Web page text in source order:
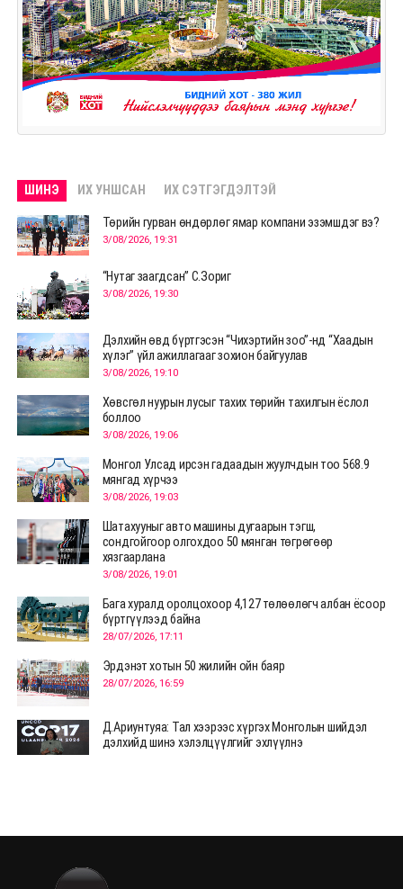
ШИНЭ ИХ УНШСАН ИХ СЭТГЭГДЭЛТЭЙ
Төрийн гурван өндөрлөг ямар компани эзэмшдэг вэ?
3/08/2026, 19:31
“Нутаг заагдсан” С.Зориг
3/08/2026, 19:30
Дэлхийн өвд бүртгэсэн “Чихэртийн зоо”-нд “Хаадын
хүлэг” үйл ажиллагааг зохион байгуулав
3/08/2026, 19:10
Хөвсгөл нуурын лусыг тахих төрийн тахилгын ёслол
боллоо
3/08/2026, 19:06
Монгол Улсад ирсэн гадаадын жуулчдын тоо 568.9
мянгад хүрчээ
3/08/2026, 19:03
Шатахууныг авто машины дугаарын тэгш,
сондгойгоор олгохдоо 50 мянган төгрөгөөр
хязгаарлана
3/08/2026, 19:01
Бага хуралд оролцохоор 4,127 төлөөлөгч албан ёсоор
бүртгүүлээд байна
28/07/2026, 17:11
Эрдэнэт хотын 50 жилийн ойн баяр
28/07/2026, 16:59
Д.Ариунтуяа: Тал хээрээс хүргэх Монголын шийдэл
дэлхийд шинэ хэлэлцүүлгийг эхлүүлнэ
28/07/2026, 12:04